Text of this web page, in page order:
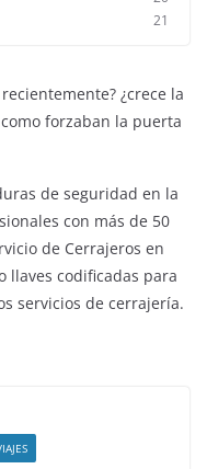
21
¿crece la
forzaban la puerta
de seguridad en la
con más de 50
de Cerrajeros en
llaves codificadas para
servicios de cerrajería.